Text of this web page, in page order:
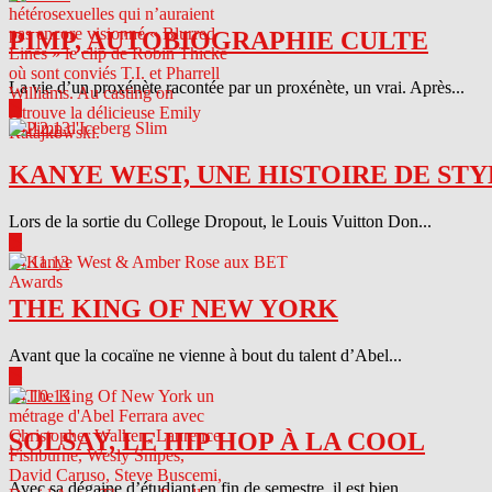
PIMP, AUTOBIOGRAPHIE CULTE
La vie d’un proxénète racontée par un proxénète, un vrai. Après...
04.12.13
KANYE WEST, UNE HISTOIRE DE
Lors de la sortie du College Dropout, le Louis Vuitton Don...
04.11.13
THE KING OF NEW YORK
Avant que la cocaïne ne vienne à bout du talent d’Abel...
04.10.13
SOLSAY, LE HIP HOP À LA COOL